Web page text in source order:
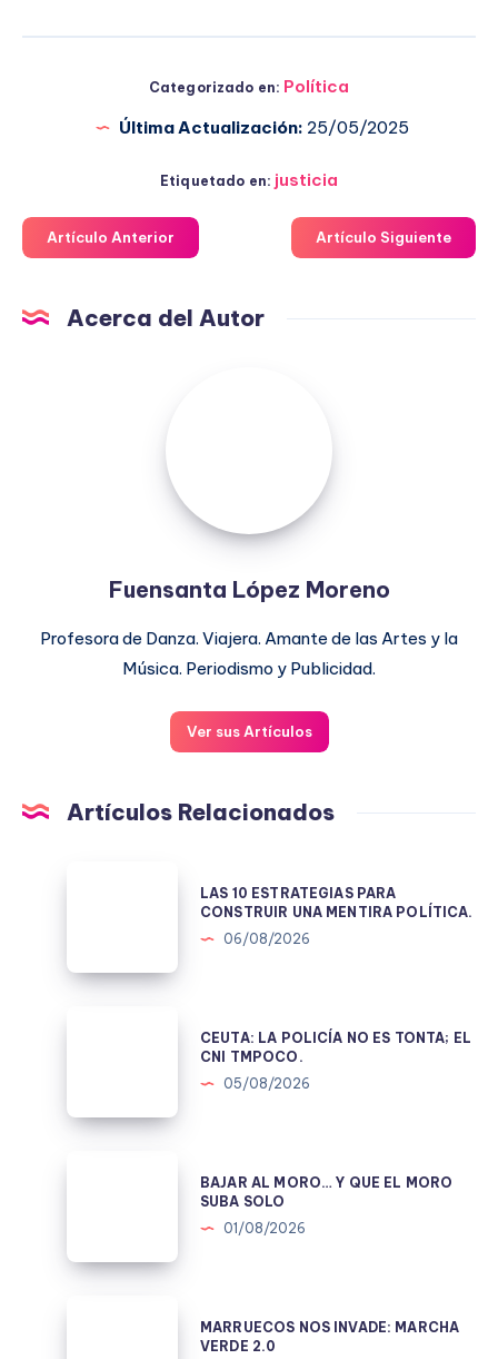
Categorizado en: Política
Última Actualización: 25/05/2025
Etiquetado en: justicia
Artículo Anterior Artículo Siguiente
Acerca del Autor
Fuensanta López Moreno
Profesora de Danza. Viajera. Amante de las Artes y la
Música. Periodismo y Publicidad.
Ver sus Artículos
Artículos Relacionados
CONSTRUIR
LAS 10 ESTRATEGIAS PARA
CONSTRUIR UNA MENTIRA POLÍTICA.
06/08/2026
ES
CEUTA: LA POLICÍA NO ES TONTA; EL
CNI TMPOCO.
05/08/2026
QUE
BAJAR AL MORO… Y QUE EL MORO
SUBA SOLO
01/08/2026
MARRUECOS NOS INVADE: MARCHA
VERDE 2.0